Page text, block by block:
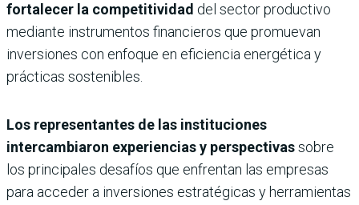
fortalecer la competitividad del sector productivo
mediante instrumentos financieros que promuevan
inversiones con enfoque en eficiencia energética y
prácticas sostenibles.
Los representantes de las instituciones
intercambiaron experiencias y perspectivassobre
los principales desafíos que enfrentan las empresas
para acceder a inversiones estratégicas y herramientas